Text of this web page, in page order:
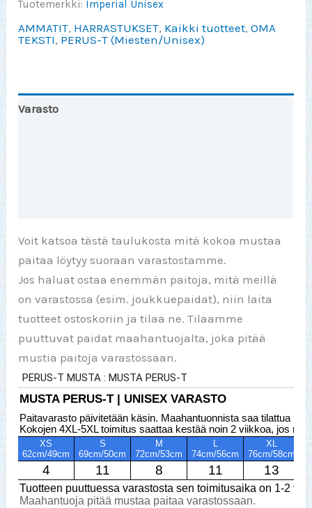
Tuotemerkki: Imperial Unisex
AMMATIT, HARRASTUKSET, Kaikki tuotteet,OMA
TEKSTI, PERUS-T (Miesten/Unisex)
Varasto
Voit katsoa tästä taulukosta mitä kokoa mustaa
paitaa löytyy suoraan varastostamme.
Jos haluat ostaa enemmän paitoja, mitä meillä
on varastossa (esim. joukkuepaidat), niin laita
tuotteet ostoskoriin ja tilaa ne. Tilaamme
puuttuvat paidat maahantuojalta, joka pitää
mustia paitoja varastossaan.